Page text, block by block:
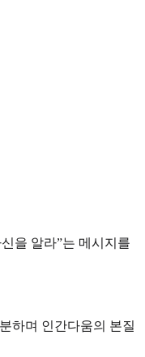
을 알라”는 메시지를
하며 인간다움의 본질